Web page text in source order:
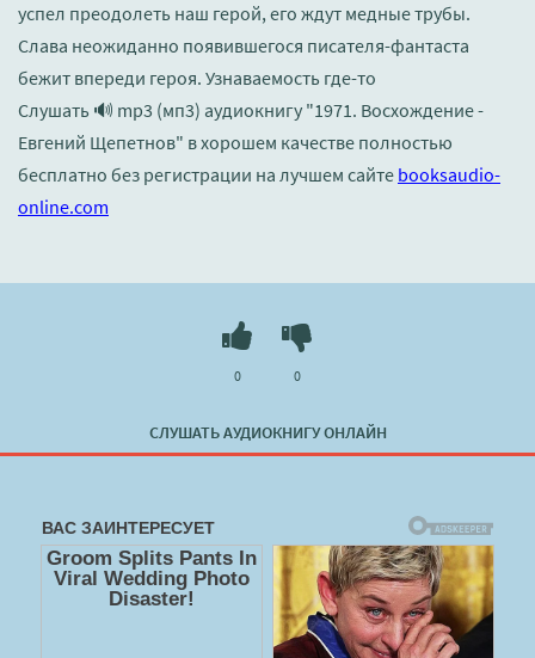
успел преодолеть наш герой, его ждут медные трубы.
Слава неожиданно появившегося писателя-фантаста
бежит впереди героя. Узнаваемость где-то
Слушать 🔊 mp3 (мп3) аудиокнигу "1971. Восхождение -
Евгений Щепетнов" в хорошем качестве полностью
бесплатно без регистрации на лучшем сайте booksaudio-
online.com
СЛУШАТЬ АУДИОКНИГУ ОНЛАЙН
0 0